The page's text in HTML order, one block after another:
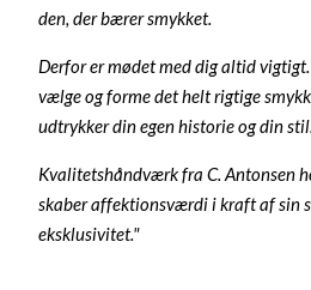
den, der bærer smykket.
Derfor er mødet med dig altid
vælge og forme det helt rigtige
udtrykker din egen historie og din stil.
Kvalitetshåndværk fra C. Antonsen
skaber affektionsværdi i kraft af sin
eksklusivitet."